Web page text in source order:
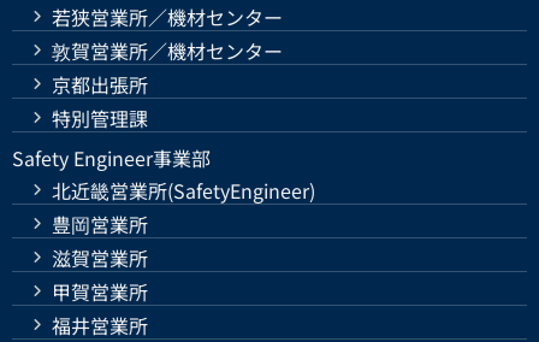
若狭営業所／機材センター
敦賀営業所／機材センター
京都出張所
特別管理課
Safety Engineer事業部
北近畿営業所(SafetyEngineer)
豊岡営業所
滋賀営業所
甲賀営業所
福井営業所